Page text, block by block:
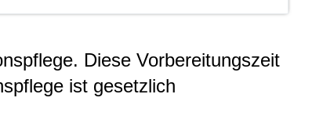
Diese Vorbereitungszeit
ist gesetzlich